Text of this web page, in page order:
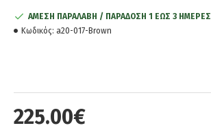
225.00€
ΆΜΕΣΗ ΠΑΡΑΛΑΒΉ / ΠΑΡΆΔOΣΗ 1 ΈΩΣ 3 ΗΜΈΡΕΣ
Κωδικός: a20-017-Brown